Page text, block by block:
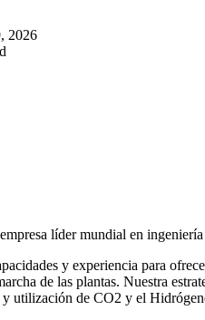
2026
líder mundial en
y experiencia para
de las plantas. Nuestra
y utilización de CO2 y el